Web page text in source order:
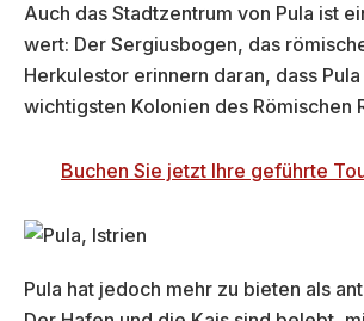
Auch das Stadtzentrum von Pula ist
wert: Der Sergiusbogen, das
Herkulestor erinnern daran, dass
wichtigsten Kolonien des Römischen
Buchen Sie jetzt Ihre geführte
Pula hat jedoch mehr zu bieten als